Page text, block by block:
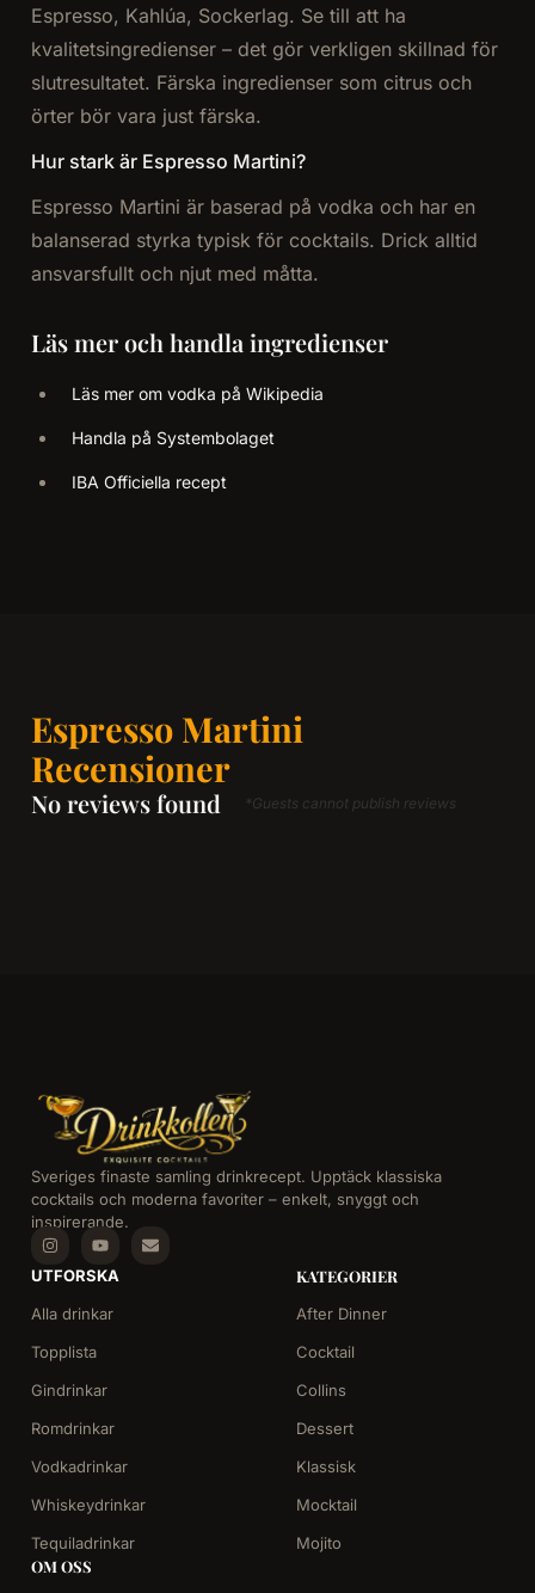
Espresso, Kahlúa, Sockerlag. Se till att ha
kvalitetsingredienser – det gör verkligen skillnad för
slutresultatet. Färska ingredienser som citrus och
örter bör vara just färska.
Hur stark är Espresso Martini?
Espresso Martini är baserad på vodka och har en
balanserad styrka typisk för cocktails. Drick alltid
ansvarsfullt och njut med måtta.
Läs mer och handla ingredienser
Läs mer om vodka på Wikipedia
Handla på Systembolaget
IBA Officiella recept
Espresso Martini
Recensioner
No reviews found *Guests cannot publish reviews
Sveriges finaste samling drinkrecept. Upptäck klassiska
cocktails och moderna favoriter – enkelt, snyggt och
inspirerande.
UTFORSKA
Alla drinkar
Topplista
Gindrinkar
Romdrinkar
Vodkadrinkar
Whiskeydrinkar
Tequiladrinkar
KATEGORIER
After Dinner
Cocktail
Collins
Dessert
Klassisk
Mocktail
Mojito
OM OSS